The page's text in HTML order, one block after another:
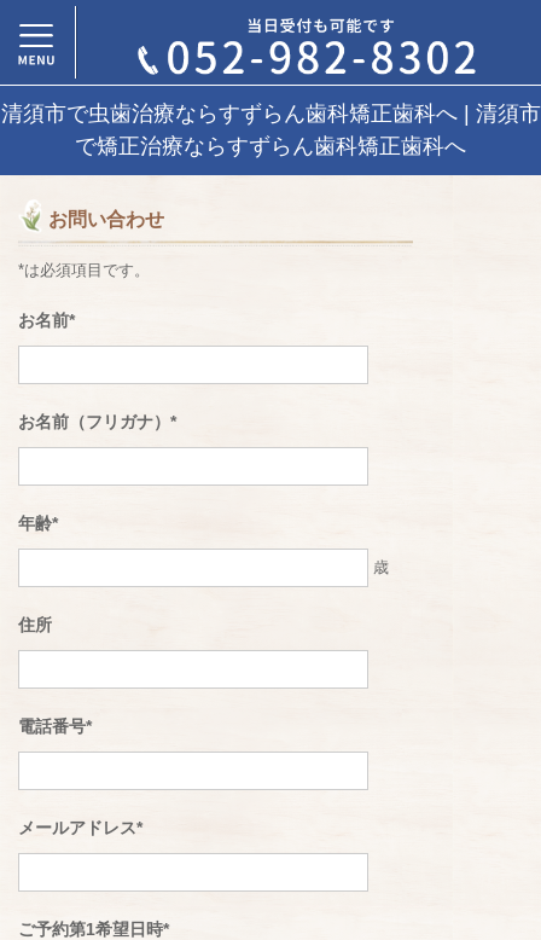
清須市で虫歯治療ならすずらん歯科矯正歯科へ | 清須市
で矯正治療ならすずらん歯科矯正歯科へ
お問い合わせ
*は必須項目です。
お名前*
お名前（フリガナ） *
年齢*
歳
住所
電話番号*
メールアドレス*
ご予約第1希望日時*